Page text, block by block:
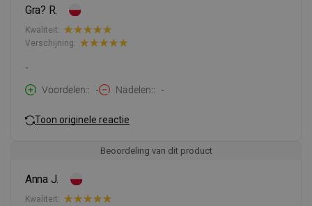
Gra? R.
Kwaliteit:
Verschijning:
-
Voordelen:
- Nadelen: -
Toon originele reactie
Beoordeling van dit product
Anna J.
Kwaliteit: